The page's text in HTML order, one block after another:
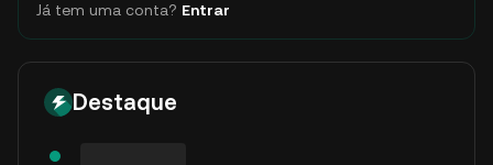
Já tem uma conta? Entrar
Destaque